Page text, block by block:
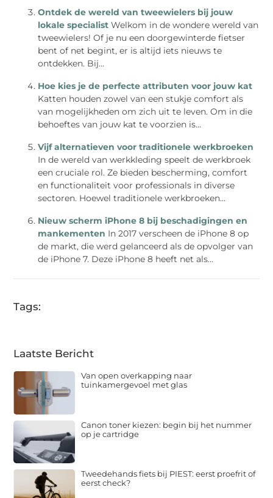
Ontdek de wereld van tweewielers bij jouw
lokale specialist Welkom in de wondere wereld van
tweewielers! Of je nu een doorgewinterde fietser
bent of net begint, er is altijd iets nieuws te
ontdekken. Bij...
Hoe kies je de perfecte attributen voor jouw kat
Katten houden zowel van een stukje comfort als
van mogelijkheden om zich uit te leven. Om in die
behoeftes van jouw kat te voorzien is...
Vijf alternatieven voor traditionele werkbroeken
In de wereld van werkkleding speelt de werkbroek
een cruciale rol. Ze bieden bescherming, comfort
en functionaliteit voor professionals in diverse
sectoren. Hoewel traditionele werkbroeken...
Nieuw scherm iPhone 8 bij beschadigingen en
mankementen In 2017 verscheen de iPhone 8 op
de markt, die werd gelanceerd als de opvolger van
de iPhone 7. Deze iPhone 8 heeft net als...
Tags:
Laatste Bericht
Van open overkapping naar
tuinkamergevoel met glas
Canon toner kiezen: begin bij het nummer
op je cartridge
Tweedehands fiets bij PIEST: eerst proefrit of
eerst check?